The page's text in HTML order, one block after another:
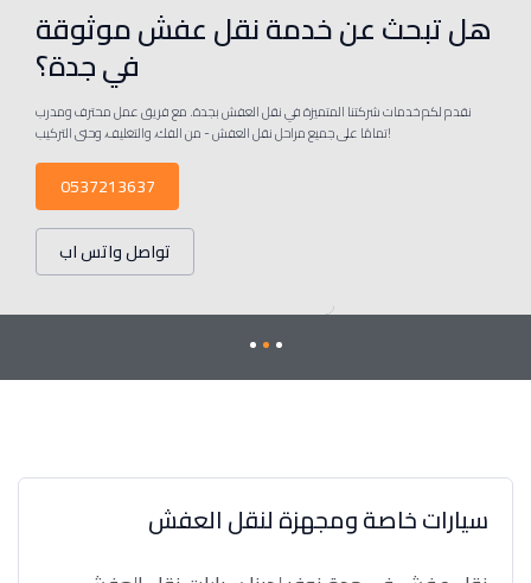
هل تبحث عن خدمة نقل عفش موثوقة
في جدة؟
نقدم لكم خدمات شركتنا المتميزة في نقل العفش بجدة. مع فريق عمل محترف ومدرب
تمامًا على جميع مراحل نقل العفش - من الفك، والتغليف، وحتى التركيب!
0537213637
تواصل واتس اب
سيارات خاصة ومجهزة لنقل العفش